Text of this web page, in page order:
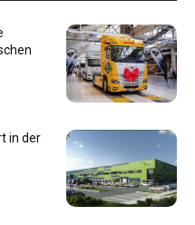
in der